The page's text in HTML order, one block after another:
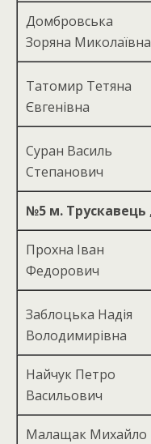
Домбровська
Зоряна Миколаївна
Татомир Тетяна
Євгенівна
Суран Василь
Степанович
№5 м. Трускавець
Прохна Іван
Федорович
Заблоцька Надія
Володимирівна
Найчук Петро
Васильович
Малащак Михайло